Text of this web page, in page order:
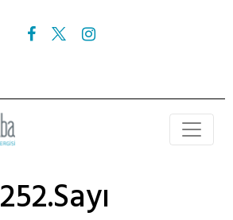
252.Sayı